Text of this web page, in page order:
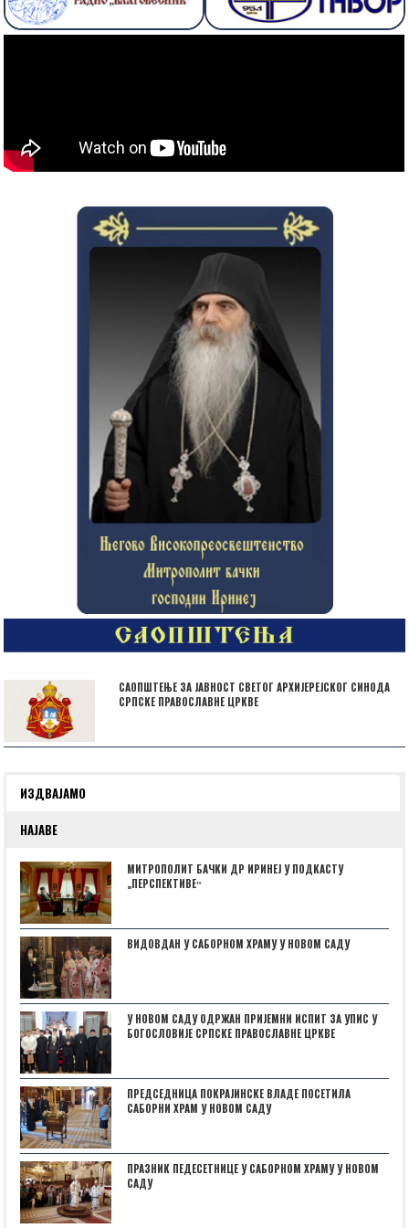
САОПШТЕЊЕ ЗА ЈАВНОСТ СВЕТОГ АРХИЈЕРЕЈСКОГ СИНОДА
СРПСКЕ ПРАВОСЛАВНЕ ЦРКВЕ
ИЗДВАЈАМО
НАЈАВЕ
МИТРОПОЛИТ БАЧКИ ДР ИРИНЕЈ У ПОДКАСТУ
„ПЕРСПЕКТИВЕˮ
ВИДОВДАН У САБОРНОМ ХРАМУ У НОВОМ САДУ
У НОВОМ САДУ ОДРЖАН ПРИЈЕМНИ ИСПИТ ЗА УПИС У
БОГОСЛОВИЈЕ СРПСКЕ ПРАВОСЛАВНЕ ЦРКВЕ
ПРЕДСЕДНИЦА ПОКРАЈИНСКЕ ВЛАДЕ ПОСЕТИЛА
САБОРНИ ХРАМ У НОВОМ САДУ
ПРАЗНИК ПЕДЕСЕТНИЦЕ У САБОРНОМ ХРАМУ У НОВОМ
САДУ